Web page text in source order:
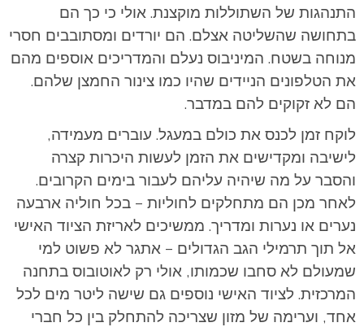
התנהגות של השתוללות מוקצנת. אולי כי כך הם
בתחושה שהשליטה אצלם. הם יורדים ומסתובבים חסרי
מנוחה בשטח. המיניבוס נעלם והמדריכים אוספים מהם
את הטלפונים הניידים שהיו כמו צינור החמצן שלהם.
הם לא זקוקים להם במדבר.
לוקח זמן לכנס את כולם במעגל. עוברים מעמידה,
לישיבה ומקדישים את הזמן לעשות היכרות קצרה
והסבר על מה שיהיה עליהם לעבור בימים הקרובים.
לאחר מכן הם מתחלקים לחוליות – בכל חוליה ארבעה
נערים או נערות ומדריך. ממשיכים לאריזת הציוד האישי
אל תוך תרמילי הגב הגדולים – אתגר לא פשוט למי
שמעולם לא סחבו שכמותו, אולי רק לאוטובוס בתחנה
המרכזית. לציוד האישי נוספים גם שישה ליטר מים לכל
אחד, וערימה של מזון שצריכה להתחלק בין כל חברי